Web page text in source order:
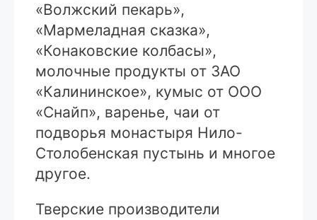
«Волжский пекарь»,
«Мармеладная сказка»,
«Конаковские колбасы»,
молочные продукты от ЗАО
«Калининское», кумыс от ООО
«Снайп», варенье, чаи от
подворья монастыря Нило-
Столобенская пустынь и многое
другое.
Тверские производители